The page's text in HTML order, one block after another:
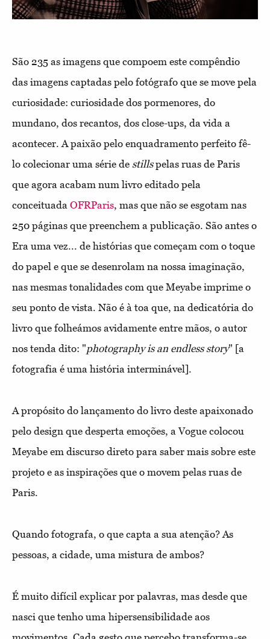
São 235 as imagens que compoem este compêndio
das imagens captadas pelo fotógrafo que se move pela
curiosidade: curiosidade dos pormenores, do
mundano, dos recantos, dos close-ups, da vida a
acontecer. A paixão pelo enquadramento perfeito fê-
lo colecionar uma série de stillspelas ruas de Paris
que agora acabam num livro editado pela
conceituada OFRParis, mas que não se esgotam nas
250 páginas que preenchem a publicação. São antes o
Era uma vez... de histórias que começam com o toque
do papel e que se desenrolam na nossa imaginação,
nas mesmas tonalidades com que Meyabe imprime o
seu ponto de vista. Não é à toa que, na dedicatória do
livro que folheámos avidamente entre mãos, o autor
nos tenda dito: "photography is an endless story" [a
fotografia é uma história interminável].
A propósito do lançamento do livro deste apaixonado
pelo design que desperta emoções, a Vogue colocou
Meyabe em discurso direto para saber mais sobre este
projeto e as inspirações que o movem pelas ruas de
Paris.
Quando fotografa, o que capta a sua atenção? As
pessoas, a cidade, uma mistura de ambos?
É muito difícil explicar por palavras, mas desde que
nasci que tenho uma hipersensibilidade aos